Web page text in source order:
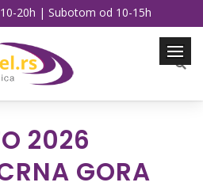
20h | Subotom od 10-15h
2026
GORA